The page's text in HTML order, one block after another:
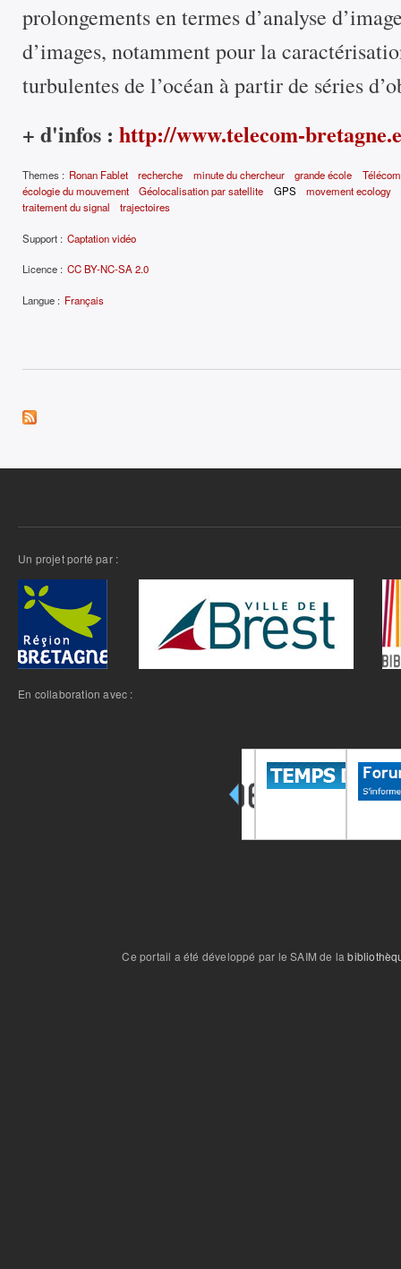
prolongements en termes d’analyse
d’images, notamment pour la
turbulentes de l’océan à partir de séries
+ d'infos : http://www.telecom-
Themes : Ronan Fablet recherche minute du chercheur grande école
écologie du mouvement
Géolocalisation par satellite GPS
movement ecology
traitement du signal
trajectoires
Support : Captation vidéo
Licence : CC BY-NC-SA 2.0
Langue : Français
Un projet porté par :
En collaboration avec :
Ce portail a été développé par le SAIM de la